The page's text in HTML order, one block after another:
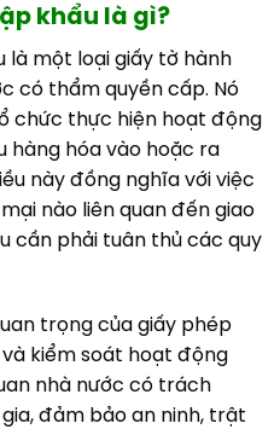
khẩu là gì?
là một loại giấy tờ hành
có thẩm quyền cấp. Nó
chức thực hiện hoạt động
hàng hóa vào hoặc ra
này đồng nghĩa với việc
nào liên quan đến giao
cần phải tuân thủ các quy
trọng của giấy phép
kiểm soát hoạt động
nhà nước có trách
đảm bảo an ninh, trật